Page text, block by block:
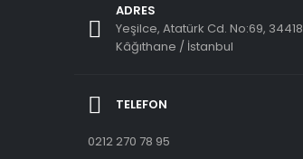
ADRES
Yeşilce, Atatürk Cd. No:69, 34418
Kâğıthane / İstanbul
TELEFON
0212 270 78 95